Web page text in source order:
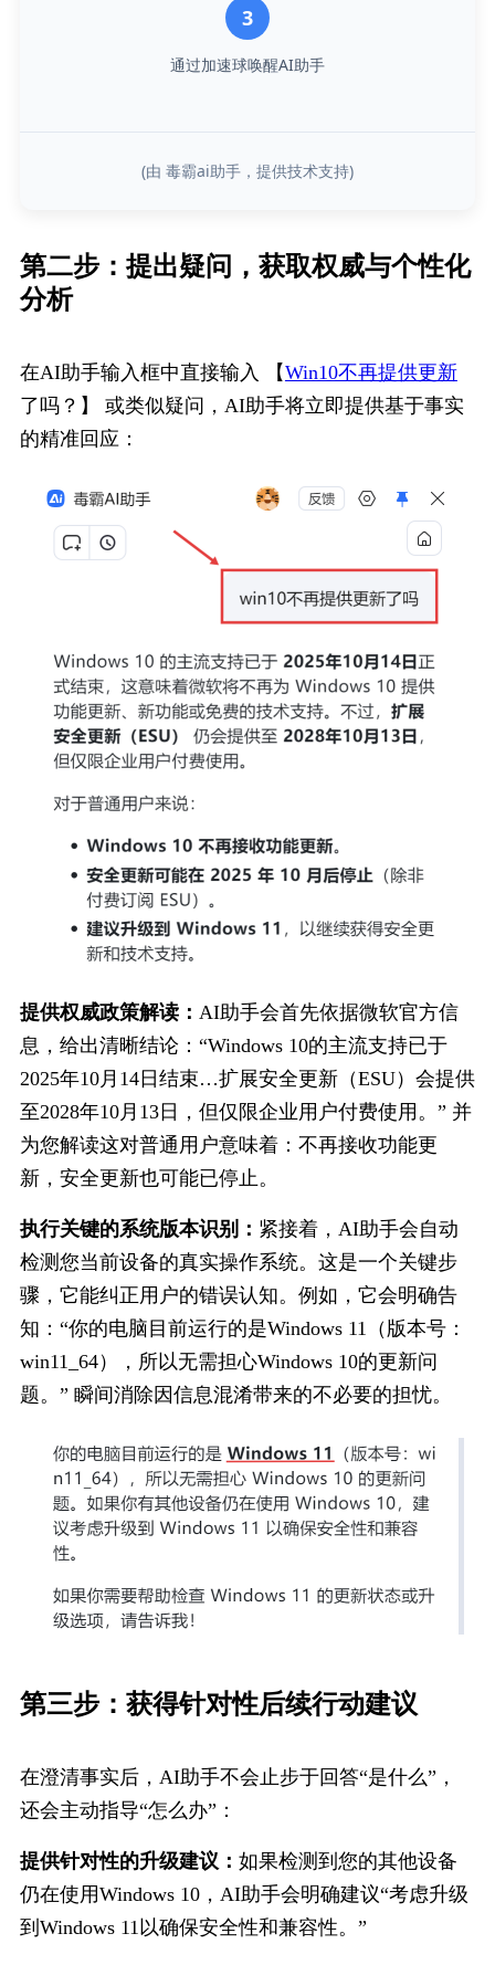
3
通过加速球唤醒AI助手
(由 毒霸ai助手，提供技术支持)
第二步：提出疑问，获取权威与个性化
分析
在AI助手输入框中直接输入 【Win10不再提供更新
了吗？】 或类似疑问，AI助手将立即提供基于事实
的精准回应：
提供权威政策解读： AI助手会首先依据微软官方信
息，给出清晰结论：“Windows 10的主流支持已于
2025年10月14日结束…扩展安全更新（ESU）会提供
至2028年10月13日，但仅限企业用户付费使用。” 并
为您解读这对普通用户意味着：不再接收功能更
新，安全更新也可能已停止。
执行关键的系统版本识别： 紧接着，AI助手会自动
检测您当前设备的真实操作系统。这是一个关键步
骤，它能纠正用户的错误认知。例如，它会明确告
知：“你的电脑目前运行的是Windows 11（版本号：
win11_64），所以无需担心Windows 10的更新问
题。” 瞬间消除因信息混淆带来的不必要的担忧。
第三步：获得针对性后续行动建议
在澄清事实后，AI助手不会止步于回答“是什么”，
还会主动指导“怎么办”：
提供针对性的升级建议： 如果检测到您的其他设备
仍在使用Windows 10，AI助手会明确建议“考虑升级
到Windows 11以确保安全性和兼容性。”